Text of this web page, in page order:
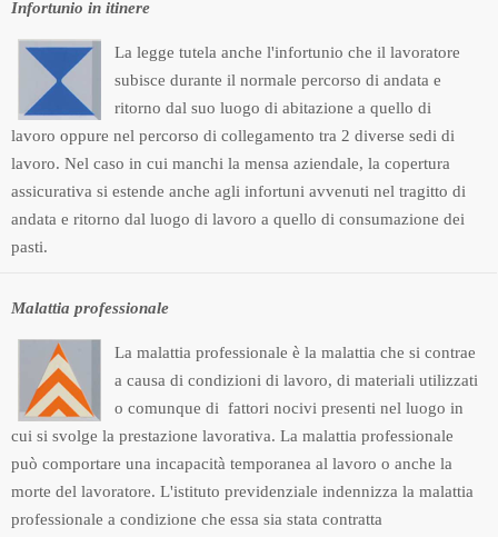
Infortunio in itinere
La legge tutela anche l'infortunio che il lavoratore
subisce durante il normale percorso di andata e
ritorno dal suo luogo di abitazione a quello di
lavoro oppure nel percorso di collegamento tra 2 diverse sedi di
lavoro. Nel caso in cui manchi la mensa aziendale, la copertura
assicurativa si estende anche agli infortuni avvenuti nel tragitto di
andata e ritorno dal luogo di lavoro a quello di consumazione dei
pasti.
Malattia professionale
La malattia professionale è la malattia che si contrae
a causa di condizioni di lavoro, di materiali utilizzati
o comunque di fattori nocivi presenti nel luogo in
cui si svolge la prestazione lavorativa. La malattia professionale
può comportare una incapacità temporanea al lavoro o anche la
morte del lavoratore. L'istituto previdenziale indennizza la malattia
professionale a condizione che essa sia stata contratta